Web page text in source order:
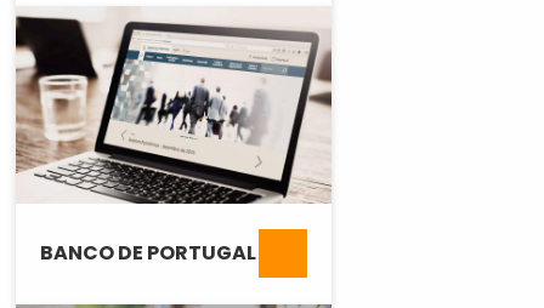
BANCO DE PORTUGAL